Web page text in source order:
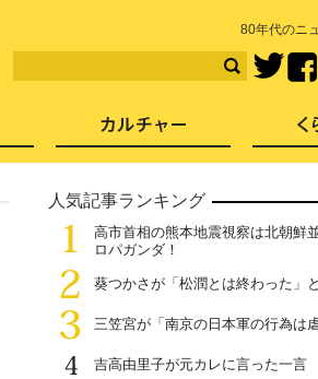
80年代のニ
人気記事ランキング
1
高市首相の熊本地震視察は北朝鮮
ロパガンダ！
2
葵つかさが「松潤とは終わった」と
3
三笠宮が「南京の日本軍の行為は虐
4
吉高由里子が元カレに言った一言
社会